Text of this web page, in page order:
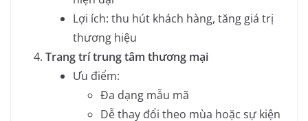
Lợi ích: thu hút khách hàng, tăng giá trị
thương hiệu
Trang trí trung tâm thương mại
Ưu điểm:
Đa dạng mẫu mã
Dễ thay đổi theo mùa hoặc sự kiện